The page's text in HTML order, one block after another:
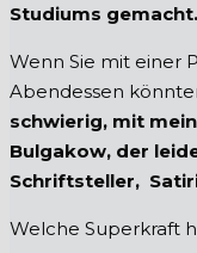
Studiums gemacht.
Wenn Sie mit einer
Abendessen
schwierig, mit
Bulgakow, der
Schriftsteller,
Welche Superkraft